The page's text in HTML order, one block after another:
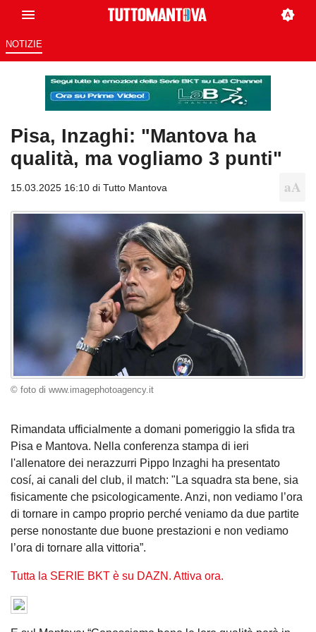
NOTIZIE
Pisa, Inzaghi: "Mantova ha
qualità, ma vogliamo 3 punti"
15.03.2025 16:10 di Tutto Mantova
© foto di www.imagephotoagency.it
Rimandata ufficialmente a domani pomeriggio la sfida tra
Pisa e Mantova. Nella conferenza stampa di ieri
l'allenatore dei nerazzurri Pippo Inzaghi ha presentato
cosí, ai canali del club, il match: "La squadra sta bene, sia
fisicamente che psicologicamente. Anzi, non vediamo l’ora
di tornare in campo proprio perché veniamo da due partite
perse nonostante due buone prestazioni e non vediamo
l’ora di tornare alla vittoria”.
Tutta la SERIE BKT è su DAZN. Attiva ora.